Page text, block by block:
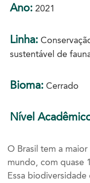
Ano: 2021
Linha:
sustentável de
Bioma: Cerrado
Nível
O Brasil tem a
mundo, com quase
Essa